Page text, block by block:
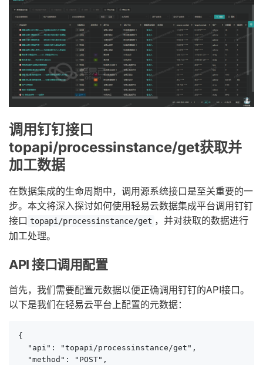
调用钉钉接口
topapi/processinstance/get获取并
加工数据
在数据集成的生命周期中，调用源系统接口是至关重要的一
步。本文将深入探讨如何使用轻易云数据集成平台调用钉钉
接口 topapi/processinstance/get ，并对获取的数据进行
加工处理。
API 接口调用配置
首先，我们需要配置元数据以便正确调用钉钉的API接口。
以下是我们在轻易云平台上配置的元数据：
{
  "api": "topapi/processinstance/get",
  "method": "POST",